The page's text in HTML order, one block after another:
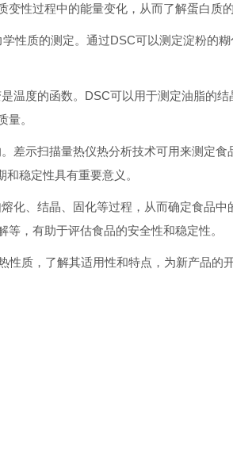
变性过程中的能量变化，从而了解蛋白质
质的测定。通过DSC可以测定淀粉的
度的函数。DSC可以用于测定油脂的结
量。
示扫描量热仪热分析技术可用来测定食
和稳定性具有重要意义。
、结晶、固化等过程，从而确定食品中
等，有助于评估食品的安全性和稳定性。
质，了解其适用性和特点，为新产品的